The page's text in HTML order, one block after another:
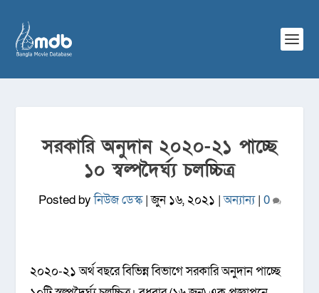
সরকারি অনুদান ২০২০-২১ পাচ্ছে
১০ স্বল্পদৈর্ঘ্য চলচ্চিত্র
Posted byনিউজ ডেস্ক|জুন ১৬, ২০২১ |অন্যান্য| 0
২০২০-২১ অর্থ বছরে বিভিন্ন বিভাগে সরকারি অনুদান পাচ্ছে